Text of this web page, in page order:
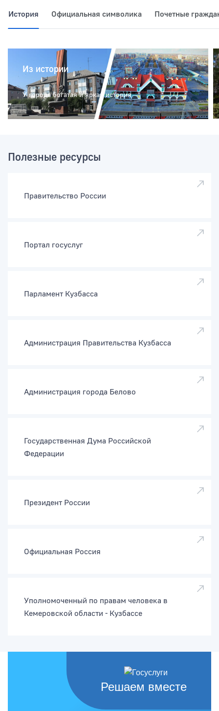
История Официальная символика Почетные
Из истории
У города богатая и яркая история
Полезные ресурсы
Правительство России
Портал госуслуг
Парламент Кузбасса
Администрация Правительства Кузбасса
Администрация города Белово
Государственная Дума Российской
Федерации
Президент России
Официальная Россия
Уполномоченный по правам человека в
Кемеровской области - Кузбассе
Решаем вместе